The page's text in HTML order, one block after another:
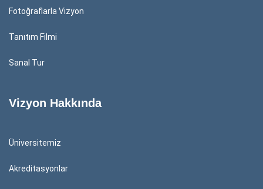
Fotoğraflarla Vizyon
Tanıtım Filmi
Sanal Tur
Vizyon Hakkında
Üniversitemiz
Akreditasyonlar